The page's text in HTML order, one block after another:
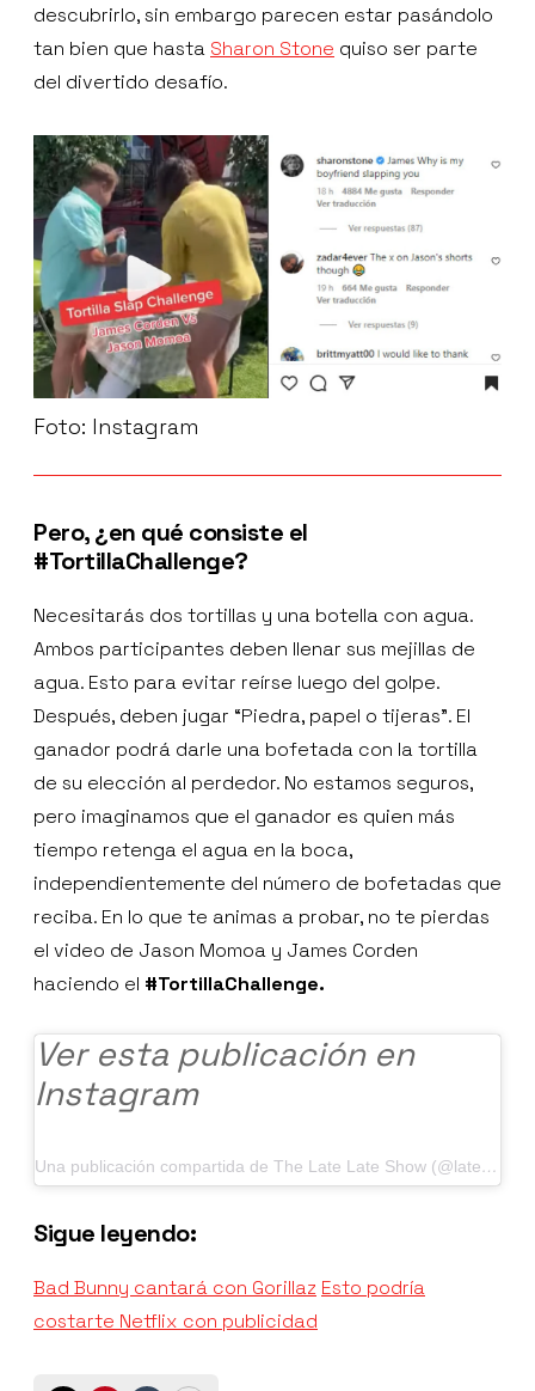
descubrirlo, sin embargo parecen estar pasándolo
tan bien que hasta Sharon Stone quiso ser parte
del divertido desafío.
Foto: Instagram
Pero, ¿en qué consiste el
#TortillaChallenge?
Necesitarás dos tortillas y una botella con agua.
Ambos participantes deben llenar sus mejillas de
agua. Esto para evitar reírse luego del golpe.
Después, deben jugar “Piedra, papel o tijeras”. El
ganador podrá darle una bofetada con la tortilla
de su elección al perdedor. No estamos seguros,
pero imaginamos que el ganador es quien más
tiempo retenga el agua en la boca,
independientemente del número de bofetadas que
reciba. En lo que te animas a probar, no te pierdas
el video de Jason Momoa y James Corden
haciendo el #TortillaChallenge.
Ver esta publicación en
Instagram
Una publicación compartida de The Late Late Show (@latelateshow)
Sigue leyendo:
Bad Bunny cantará con Gorillaz Esto podría
costarte Netflix con publicidad